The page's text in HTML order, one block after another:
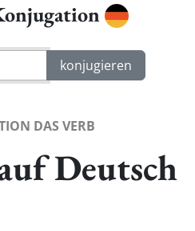
DAS VERB
Deutsch